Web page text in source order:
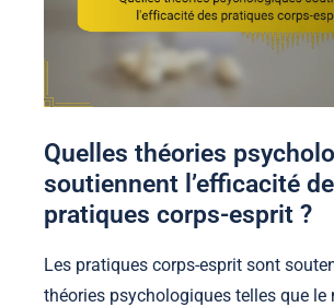
Quelles théories
soutiennent l’efficacité
pratiques corps-esprit ?
Les pratiques corps-esprit sont
théories psychologiques telles que le